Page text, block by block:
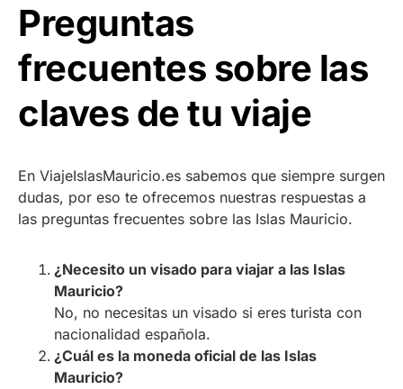
Preguntas
frecuentes sobre las
claves de tu viaje
En ViajeIslasMauricio.es sabemos que siempre surgen
dudas, por eso te ofrecemos nuestras respuestas a
las preguntas frecuentes sobre las Islas Mauricio.
¿Necesito un visado para viajar a las Islas
Mauricio?
No, no necesitas un visado si eres turista con
nacionalidad española.
¿Cuál es la moneda oficial de las Islas
Mauricio?